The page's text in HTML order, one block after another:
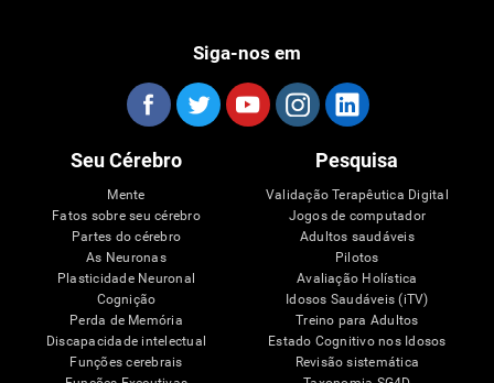
Siga-nos em
Seu Cérebro
Mente
Fatos sobre seu cérebro
Partes do cérebro
As Neuronas
Plasticidade Neuronal
Cognição
Perda de Memória
Discapacidade intelectual
Funções cerebrais
Pesquisa
Validação Terapêutica Digital
Jogos de computador
Adultos saudáveis
Pilotos
Avaliação Holística
Idosos Saudáveis (iTV)
Treino para Adultos
Estado Cognitivo nos Idosos
Revisão sistemática